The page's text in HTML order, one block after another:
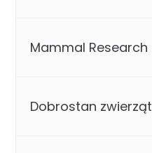
Mammal Research
Dobrostan zwierząt